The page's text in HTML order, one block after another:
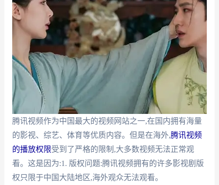
腾讯视频作为中国最大的视频网站之一,在国内拥有海量
的影视、综艺、体育等优质内容。但是在海外,腾讯视频
的播放权限受到了严格的限制,大多数视频无法正常观
看。这是因为:1. 版权问题:腾讯视频拥有的许多影视剧版
权只限于中国大陆地区,海外观众无法观看。